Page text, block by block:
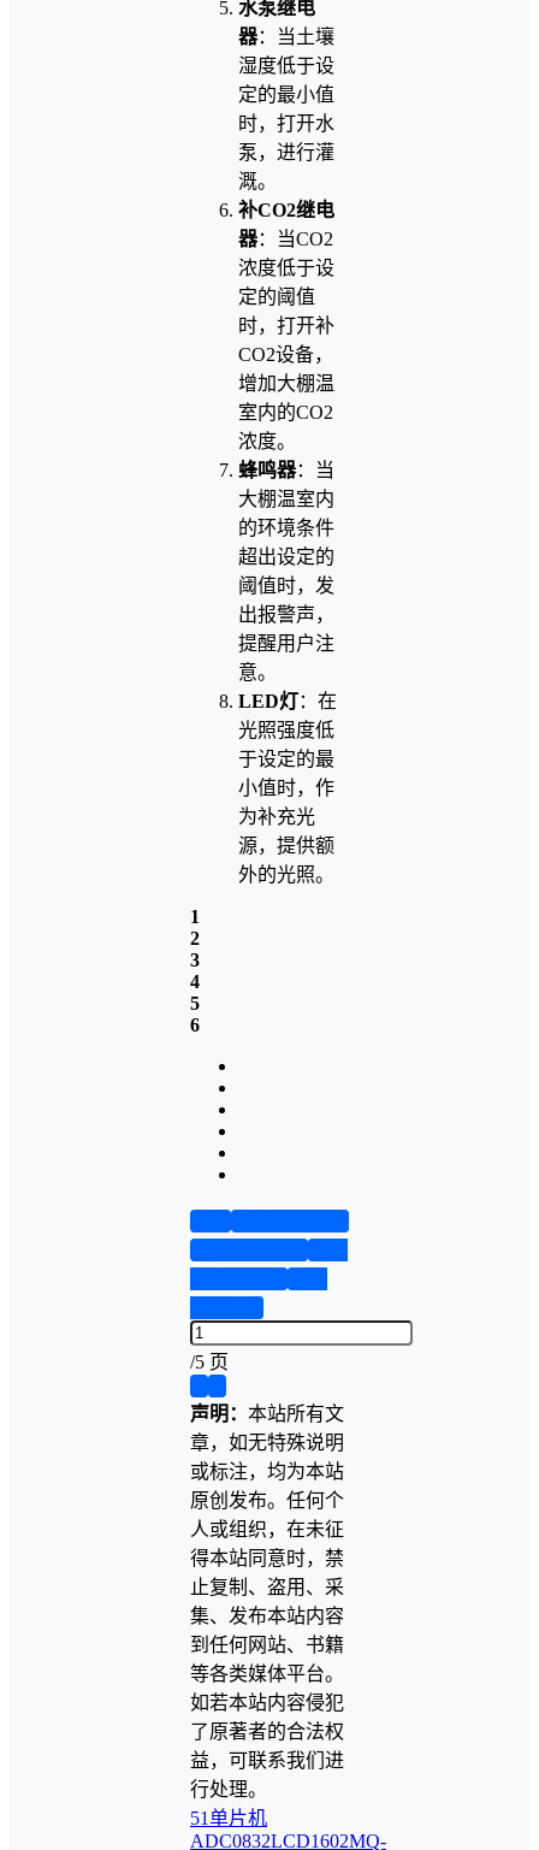
水泵继电
器：当土壤
湿度低于设
定的最小值
时，打开水
泵，进行灌
溉。
补CO2继电
器：当CO2
浓度低于设
定的阈值
时，打开补
CO2设备，
增加大棚温
室内的CO2
浓度。
蜂鸣器：当
大棚温室内
的环境条件
超出设定的
阈值时，发
出报警声，
提醒用户注
意。
LED灯：在
光照强度低
于设定的最
小值时，作
为补充光
源，提供额
外的光照。
1
2
3
4
5
6
/5 页
声明： 本站所有文
章，如无特殊说明
或标注，均为本站
原创发布。任何个
人或组织，在未征
得本站同意时，禁
止复制、盗用、采
集、发布本站内容
到任何网站、书籍
等各类媒体平台。
如若本站内容侵犯
了原著者的合法权
益，可联系我们进
行处理。
51单片机
ADC0832LCD1602MQ-